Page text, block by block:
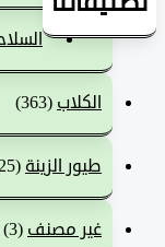
السلاحف(24)
الكلاب(363)
طيور الزينة (25)
غير مصنف(3)